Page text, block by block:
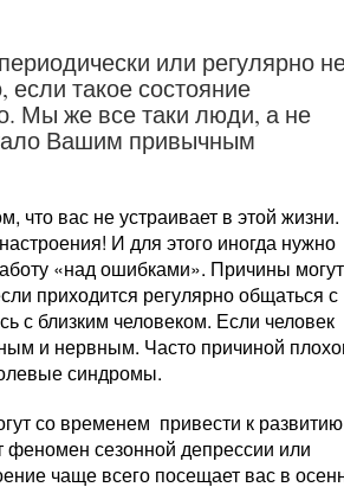
или регулярно
такое состояние
Мы же все таки люди, а не
Вашим привычным
что вас не устраивает в этой
И для этого иногда нужно
«над ошибками». Причины могут
приходится регулярно общаться с
с близким человеком. Если человек
и нервным. Часто причиной
синдромы.
со временем привести к развитию
феномен сезонной депрессии или
чаще всего посещает вас в